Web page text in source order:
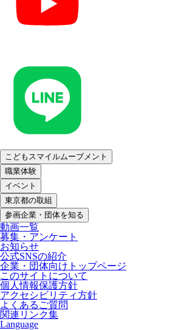
こどもスマイルムーブメント
職業体験
イベント
東京都の取組
参画企業・団体を知る
動画一覧
募集・アンケート
お知らせ
公式SNSの紹介
企業・団体向けトップページ
このサイトについて
個人情報保護方針
アクセシビリティ方針
よくあるご質問
関連リンク集
Language